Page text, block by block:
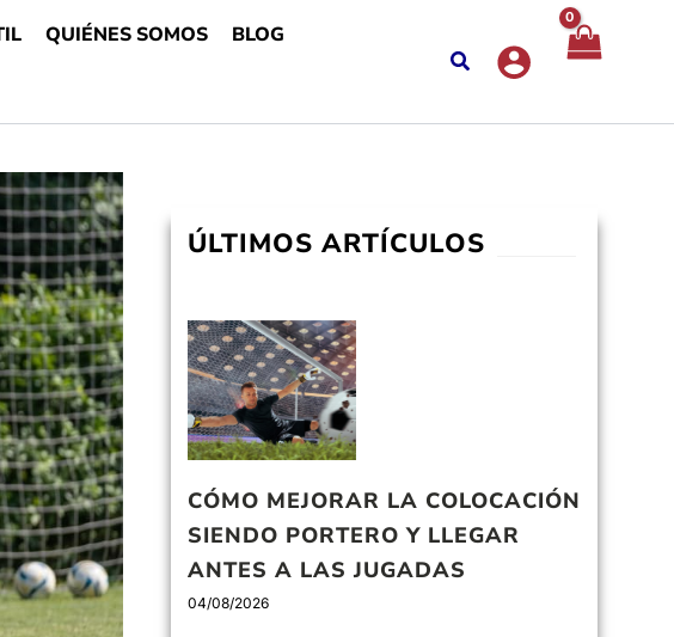
QUIÉNES SOMOS BLOG
ÚLTIMOS ARTÍCULOS
CÓMO MEJORAR LA COLOCACIÓN
SIENDO PORTERO Y LLEGAR
ANTES A LAS JUGADAS
04/08/2026